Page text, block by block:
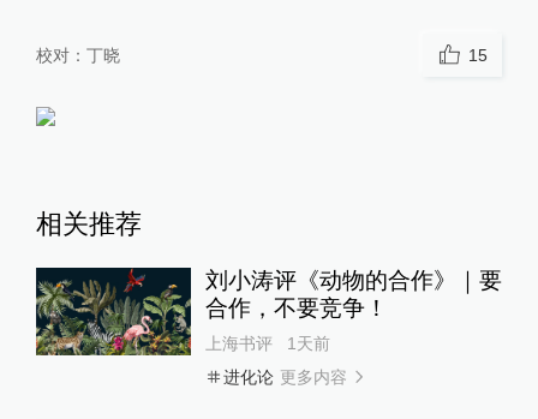
校对： 丁晓 15
相关推荐
刘小涛评《动物的合作》｜要
合作，不要竞争！
上海书评
1天前
进化论 更多内容